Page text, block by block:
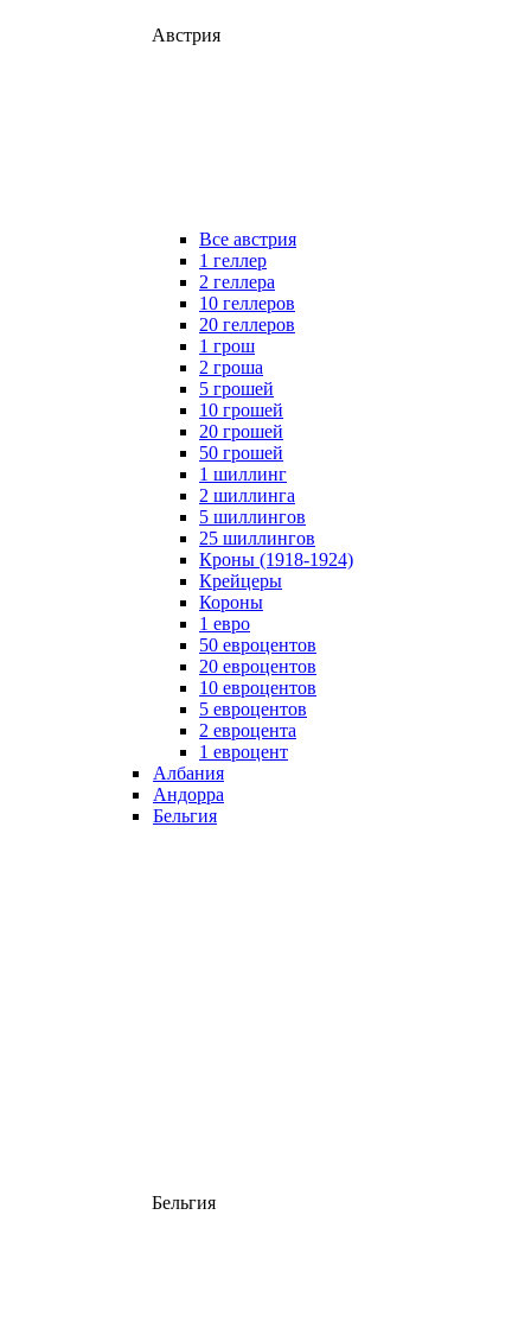
Австрия
Все австрия
1 геллер
2 геллера
10 геллеров
20 геллеров
1 грош
2 гроша
5 грошей
10 грошей
20 грошей
50 грошей
1 шиллинг
2 шиллинга
5 шиллингов
25 шиллингов
Кроны (1918-1924)
Крейцеры
Короны
1 евро
50 евроцентов
20 евроцентов
10 евроцентов
5 евроцентов
2 евроцента
1 евроцент
Албания
Андорра
Бельгия
Бельгия